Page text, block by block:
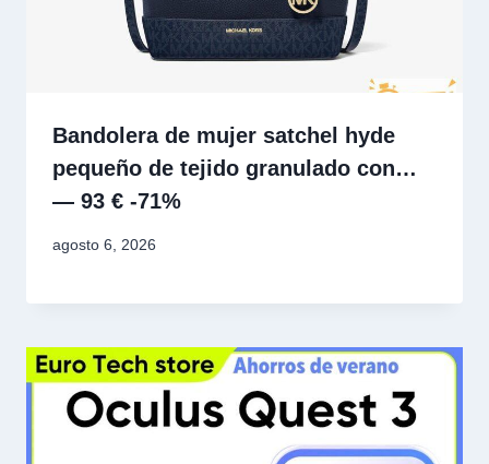
Bandolera de mujer satchel hyde
pequeño de tejido granulado con…
— 93 € -71%
agosto 6, 2026